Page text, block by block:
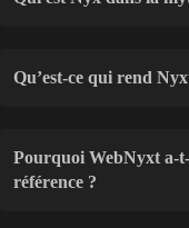
Qu’est-ce qui rend
Pourquoi WebNyxt a-
référence ?